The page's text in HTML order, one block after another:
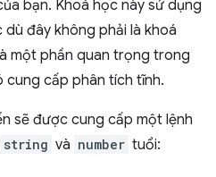
bạn. Khoá học này sử dụng
đây không phải là khoá
một phần quan trọng trong
cung cấp phân tích tĩnh.
sẽ được cung cấp một lệnh
string và number tuổi: